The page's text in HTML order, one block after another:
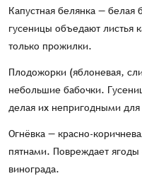
Капустная белянка —
гусеницы объедают листья
только прожилки.
Плодожорки (яблоневая,
небольшие бабочки.
делая их непригодными для
Огнёвка — красно-
пятнами. Повреждает
винограда.